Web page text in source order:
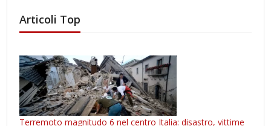
Articoli Top
Terremoto magnitudo 6 nel centro Italia: disastro, vittime